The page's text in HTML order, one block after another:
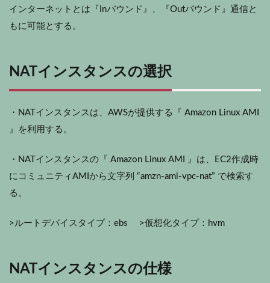
インターネットとは『Inバウンド』、『Outバウンド』通信と
もに可能とする。
NATインスタンスの選択
・NATインスタンスは、AWSが提供する『 Amazon Linux AMI
』を利用する。
・NATインスタンスの『 Amazon Linux AMI 』は、EC2作成時
にコミュニティAMIから文字列 “amzn-ami-vpc-nat” で検索す
る。
>ルートデバイスタイプ：ebs >仮想化タイプ：hvm
NATインスタンスの仕様